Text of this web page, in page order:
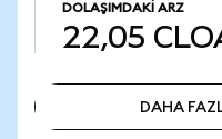
DOLAŞIMDAKI ARZ
22,05
DAHA